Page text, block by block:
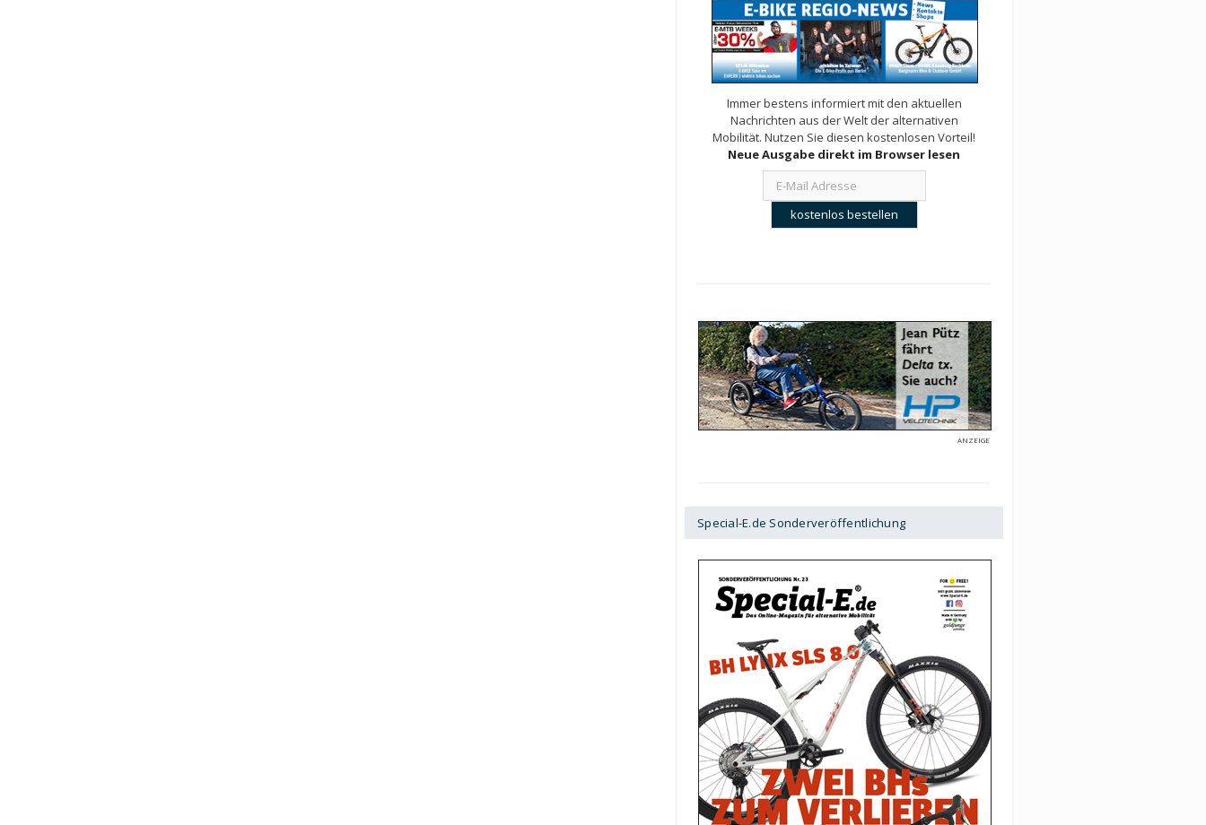
Immer bestens informiert mit den aktuellen
Nachrichten aus der Welt der alternativen
Mobilität. Nutzen Sie diesen kostenlosen Vorteil!
Neue Ausgabe direkt im Browser lesen
ANZEIGE
Special-E.de Sonderveröffentlichung